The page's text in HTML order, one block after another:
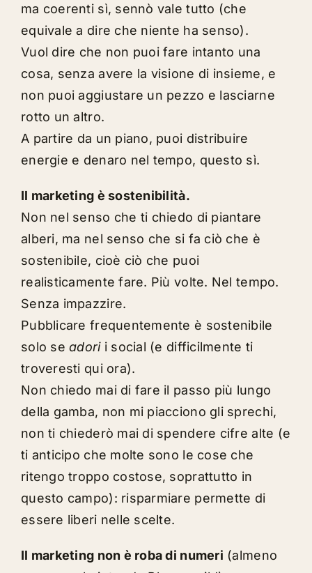
ma coerenti sì, sennò vale tutto (che
equivale a dire che niente ha senso).
Vuol dire che non puoi fare intanto una
cosa, senza avere la visione di insieme, e
non puoi aggiustare un pezzo e lasciarne
rotto un altro.
A partire da un piano, puoi distribuire
energie e denaro nel tempo, questo sì.
Il marketing èsostenibilità.
Non nel senso che ti chiedo di piantare
alberi, ma nel senso che si fa ciò che è
sostenibile, cioè ciò che puoi
realisticamente fare. Più volte. Nel tempo.
Senza impazzire.
Pubblicare frequentemente è sostenibile
solo se adorii social (e difficilmente ti
troveresti qui ora).
Non chiedo mai di fare il passo più lungo
della gamba, non mi piacciono gli sprechi,
non ti chiederò mai di spendere cifre alte (e
ti anticipo che molte sono le cose che
ritengo troppo costose, soprattutto in
questo campo): risparmiare permette di
essere liberi nelle scelte.
Il marketing non è roba di numeri (almeno